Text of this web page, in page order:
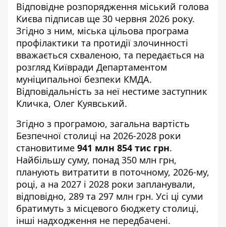
Відповідне розпорядження міський голова
Києва підписав ще 30 червня 2026 року.
Згідно з ним, міська цільова програма
профілактики та протидії злочинності
вважається схваленою, та передається на
розгляд Київради Департаментом
муніципальної безпеки КМДА.
Відповідальність за неї нестиме заступник
Кличка, Олег Куявський.
Згідно з програмою, загальна вартість
Безпечної столиці на 2026-2028 роки
становитиме 941 млн 854 тис грн.
Найбільшу суму, понад 350 млн грн,
планують витратити в поточному, 2026-му,
році, а на 2027 і 2028 роки запланували,
відповідно, 289 та 297 млн грн. Усі ці суми
братимуть з місцевого бюджету столиці,
інші надходження не передбачені.